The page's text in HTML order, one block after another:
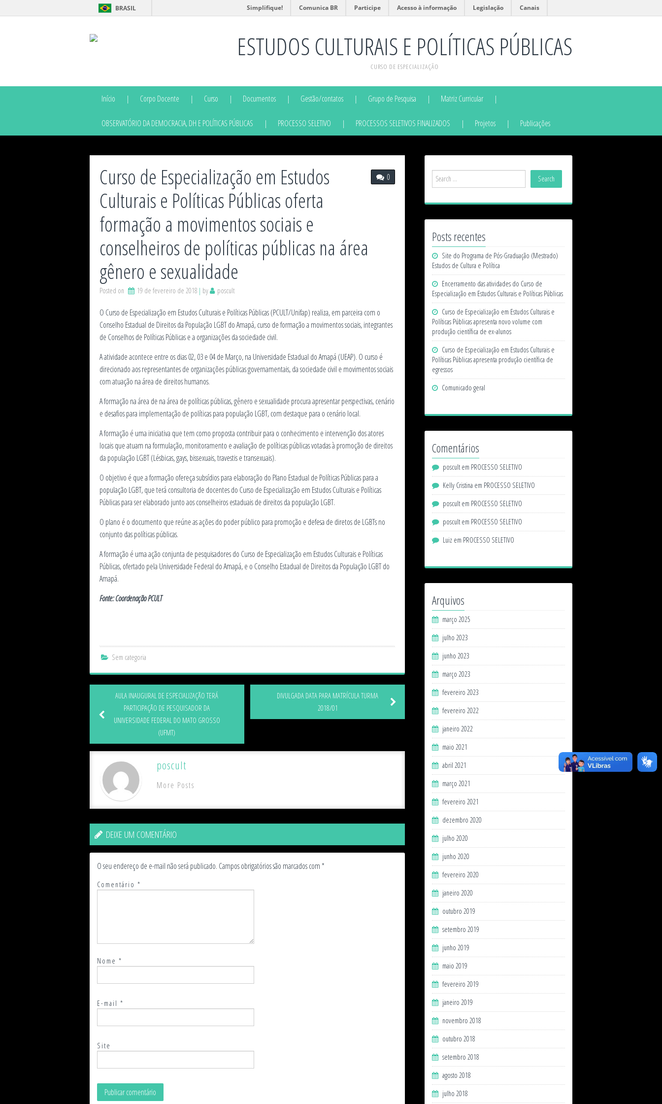
BRASIL Simplifique! Comunica BR Participe Acesso à informação Legislação Canais
ESTUDOS CULTURAIS E POLÍTICAS PÚBLICAS
CURSO DE ESPECIALIZAÇÃO
Início Corpo Docente Curso Documentos Gestão/contatos Grupo de Pesquisa Matriz Curricular
OBSERVATÓRIO DA DEMOCRACIA, DH E POLÍTICAS PÚBLICAS PROCESSO SELETIVO PROCESSOS SELETIVOS FINALIZADOS Projetos Publicações
0
Curso de Especialização em Estudos
Culturais e Políticas Públicas oferta
formação a movimentos sociais e
conselheiros de políticas públicas na área
gênero e sexualidade
Posted on 19 de fevereiro de 2018 by poscult
O Curso de Especialização em Estudos Culturais e Políticas Públicas (PCULT/Unifap) realiza, em parceira com o
Conselho Estadual de Direitos da População LGBT do Amapá, curso de formação a movimentos sociais, integrantes
de Conselhos de Políticas Públicas e a organizações da sociedade civil.
A atividade acontece entre os dias 02, 03 e 04 de Março, na Universidade Estadual do Amapá (UEAP). O curso é
direcionado aos representantes de organizações públicas governamentais, da sociedade civil e movimentos sociais
com atuação na área de direitos humanos.
A formação na área de na área de políticas públicas, gênero e sexualidade procura apresentar perspectivas, cenário
e desafios para implementação de políticas para população LGBT, com destaque para o cenário local.
A formação é uma iniciativa que tem como proposta contribuir para o conhecimento e intervenção dos atores
locais que atuam na formulação, monitoramento e avaliação de políticas públicas votadas à promoção de direitos
da população LGBT (Lésbicas, gays, bissexuais, travestis e transexuais).
O objetivo é que a formação ofereça subsídios para elaboração do Plano Estadual de Políticas Públicas para a
população LGBT, que terá consultoria de docentes do Curso de Especialização em Estudos Culturais e Políticas
Públicas para ser elaborado junto aos conselheiros estaduais de direitos da população LGBT.
O plano é o documento que reúne as ações do poder público para promoção e defesa de diretos de LGBTs no
conjunto das políticas públicas.
A formação é uma ação conjunta de pesquisadores do Curso de Especialização em Estudos Culturais e Políticas
Públicas, ofertado pela Universidade Federal do Amapá, e o Conselho Estadual de Direitos da População LGBT do
Amapá.
Fonte: Coordenação PCULT
Sem categoria
AULA INAUGURAL DE ESPECIALIZAÇÃO TERÁ
PARTICIPAÇÃO DE PESQUISADOR DA
UNIVERSIDADE FEDERAL DO MATO GROSSO
(UFMT)
DIVULGADA DATA PARA MATRÍCULA TURMA
2018/01
poscult
More Posts
DEIXE UM COMENTÁRIO
O seu endereço de e-mail não será publicado. Campos obrigatórios são marcados com *
Comentário *
Nome *
E-mail *
Site
Posts recentes
Site do Programa de Pós-Graduação (Mestrado)
Estudos de Cultura e Política
Encerramento das atividades do Curso de
Especialização em Estudos Culturais e Políticas Públicas
Curso de Especialização em Estudos Culturais e
Políticas Públicas apresenta novo volume com
produção científica de ex-alunos
Curso de Especialização em Estudos Culturais e
Políticas Públicas apresenta produção científica de
egressos
Comunicado geral
Comentários
poscultem PROCESSO SELETIVO
Kelly Cristina em PROCESSO SELETIVO
poscultem PROCESSO SELETIVO
poscultem PROCESSO SELETIVO
Luiz em PROCESSO SELETIVO
Arquivos
março 2025
julho 2023
junho 2023
março 2023
fevereiro 2023
fevereiro 2022
janeiro 2022
maio 2021
abril 2021
março 2021
fevereiro 2021
dezembro 2020
julho 2020
junho 2020
fevereiro 2020
janeiro 2020
outubro 2019
setembro 2019
junho 2019
maio 2019
fevereiro 2019
janeiro 2019
novembro 2018
outubro 2018
setembro 2018
agosto 2018
julho 2018